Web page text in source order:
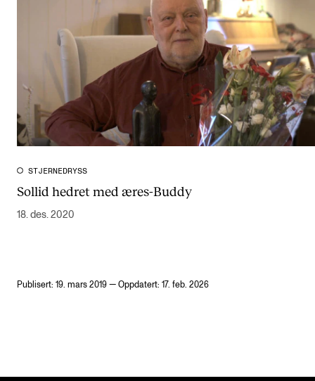
STJERNEDRYSS
Sollid hedret med æres-Buddy
18. des. 2020
Publisert: 19. mars 2019 — Oppdatert: 17. feb. 2026